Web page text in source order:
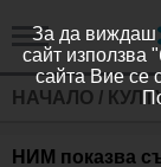
НАЧАЛО /
НИМ показва
За да виждаш
сайт използва
сайта Вие се